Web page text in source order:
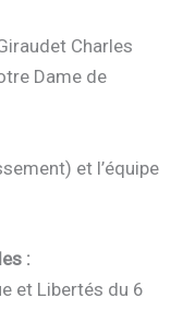
Charles
Dame de
et l’équipe
:
et Libertés du 6